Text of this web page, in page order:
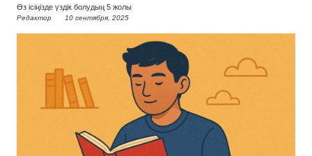
Өз ісіңізде үздік болудың 5 жолы
Редактор 10 сентября, 2025